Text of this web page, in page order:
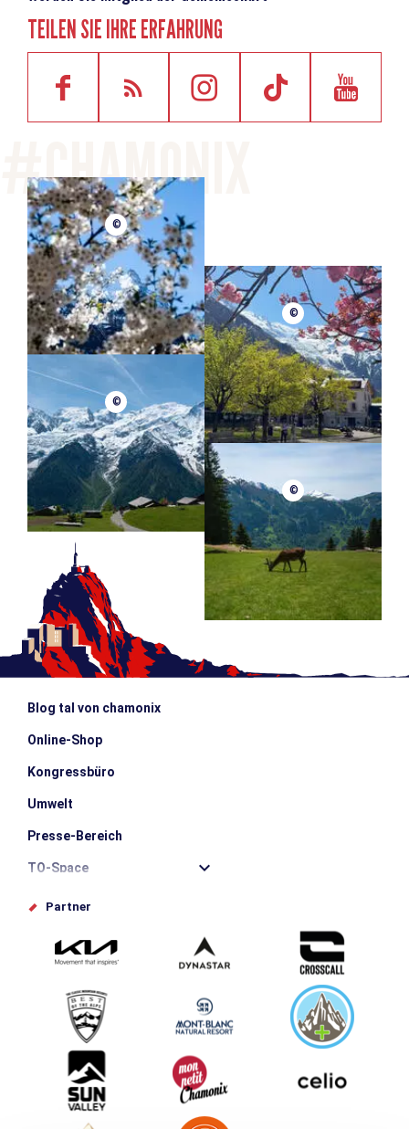
TEILEN SIE IHRE ERFAHRUNG
©
©
©
©
Blog tal von chamonix
Online-Shop
Kongressbüro
Umwelt
Presse-Bereich
TO-Space
Offices de tourisme
Schlagen Sie Ihr Event vor
Service groupes et séminaires
Herunterladen
Tourismus & Behinderung
Partner